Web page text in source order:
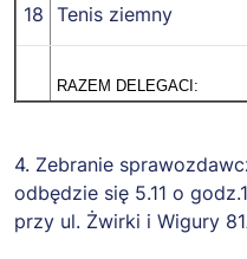
18 Tenis ziemny
RAZEM DELEGACI:
4. Zebranie
odbędzie się 5.11 o
przy ul. Żwirki i Wigury